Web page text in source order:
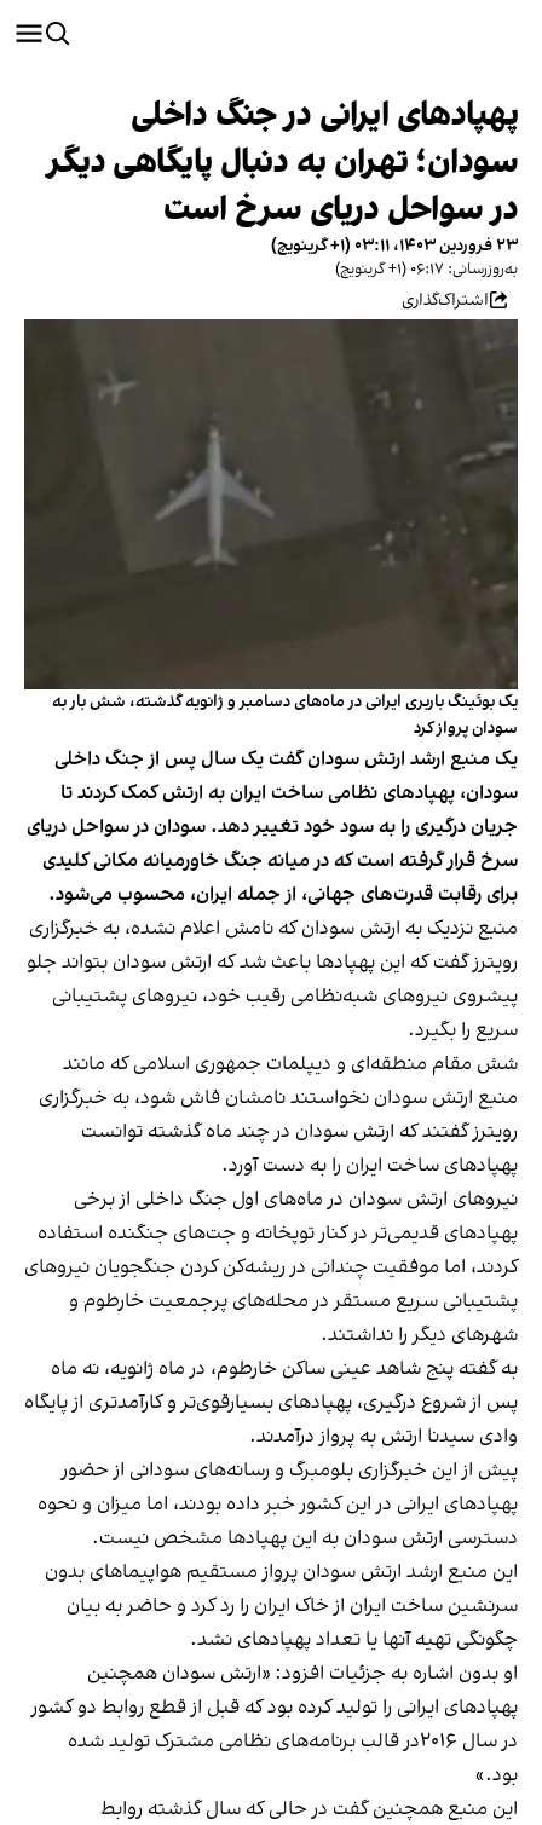
پهپادهای ایرانی در جنگ داخلی
سودان؛ تهران به دنبال پایگاهی دیگر
در سواحل دریای سرخ است
۲۳ فروردین ۱۴۰۳، ۰۳:۱۱ (‎+۱ گرینویچ)
به‌روزرسانی: ۰۶:۱۷ (‎+۱ گرینویچ)
اشتراک‌گذاری
یک بوئینگ باربری ایرانی در ماه‌های دسامبر و ژانویه گذشته، شش بار به
سودان پرواز کرد
یک منبع ارشد ارتش سودان گفت یک سال پس از جنگ داخلی
سودان، پهپادهای نظامی ساخت ایران به ارتش کمک کردند تا
جریان درگیری را به سود خود تغییر دهد. سودان در سواحل دریای
سرخ قرار گرفته است که در میانه جنگ خاورمیانه مکانی کلیدی
برای رقابت قدرت‌های جهانی، از جمله ایران، محسوب می‌شود.
منبع نزدیک به ارتش سودان که نامش اعلام نشده، به خبرگزاری
رویترز گفت که این پهپادها باعث شد که ارتش سودان بتواند جلو
پیشروی نیروهای شبه‌نظامی رقیب خود، نیروهای پشتیبانی
سریع را بگیرد.
شش مقام‌ منطقه‌ای و دیپلمات‌ جمهوری اسلامی که مانند
منبع ارتش سودان نخواستند نامشان فاش شود، به خبرگزاری
رویترز گفتند که ارتش سودان در چند ماه گذشته توانست
پهپادهای ساخت ایران را به دست آورد.
نیروهای ارتش سودان در ماه‌های اول جنگ داخلی از برخی
پهپادهای قدیمی‌تر در کنار توپخانه و جت‌های جنگنده استفاده
کردند، اما موفقیت چندانی در ریشه‌کن کردن جنگجویان نیروهای
پشتیبانی سریع مستقر در محله‌های پرجمعیت خارطوم و
شهرهای دیگر را نداشتند.
به گفته پنج شاهد عینی ساکن خارطوم، در ماه ژانویه، نه ماه
پس از شروع درگیری، پهپادهای بسیارقوی‌تر و کارآمدتری از پایگاه
وادی سیدنا ارتش به پرواز درآمدند.
پیش از این خبرگزاری بلومبرگ و رسانه‌های سودانی از حضور
پهپادهای ایرانی در این کشور خبر داده بودند، اما میزان و نحوه
دسترسی ارتش سودان به این پهپادها مشخص نیست.
این منبع ارشد ارتش سودان پرواز مستقیم هواپیماهای بدون
سرنشین ساخت ایران از خاک ایران را رد کرد و حاضر به بیان
چگونگی تهیه آنها یا تعداد پهپادهای نشد.
او بدون اشاره به جزئیات افزود: «ارتش سودان همچنین
پهپادهای ایرانی را تولید کرده بود که قبل از قطع روابط دو کشور
در سال ۲۰۱۶در قالب برنامه‌های نظامی مشترک تولید شده
بود.»
این منبع همچنین گفت در حالی که سال گذشته روابط